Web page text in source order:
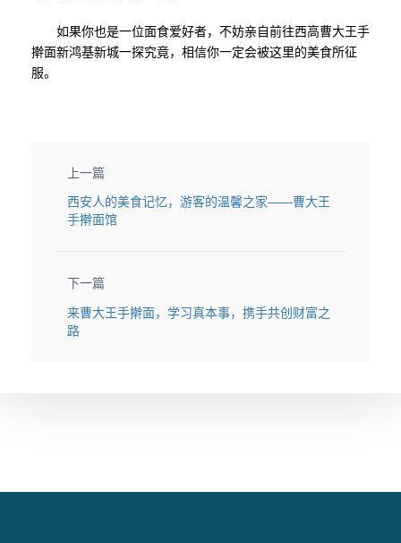
如果你也是一位面食爱好者，不妨亲自前往西高曹大王手
擀面新鸿基新城一探究竟，相信你一定会被这里的美食所征
服。
上一篇
西安人的美食记忆，游客的温馨之家——曹大王
手擀面馆
下一篇
来曹大王手擀面，学习真本事，携手共创财富之
路